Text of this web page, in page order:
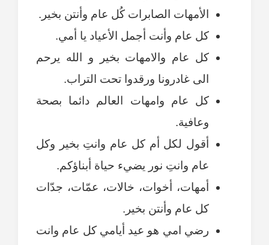
الأمهات الصابرات كُل عام وأنتن بخير.
كل عام وأنت أجمل الأعياد يا أمي.
كل عام والامهات بخير و الله يرحم
الى غادرونا ورقدوا تحت التراب.
كل عام وامهات العالم دائما بصحة
وعافية.
أقول لكل أم كل عام وانتِ بخير وكل
عام وانتِ نور يضيء حياة أبناؤكم.
أمهات، أخوات، خالات، عمّات، جدّات
كل عام وأنتن بخير.
رضي امي هو عيد أيامي كل عام وانت